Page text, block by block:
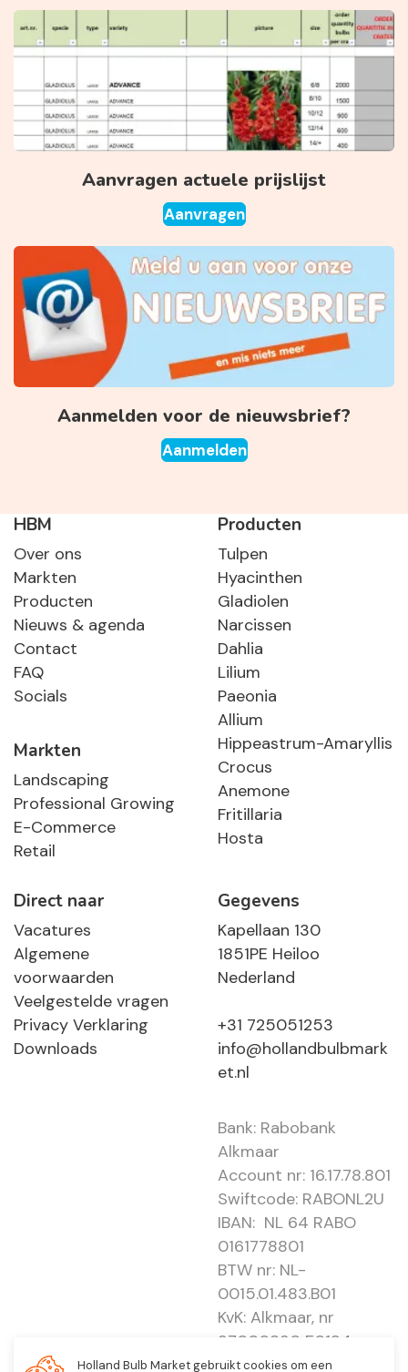
Aanvragen actuele prijslijst
Aanvragen
Aanmelden voor de nieuwsbrief?
Aanmelden
HBM
Over ons
Markten
Producten
Nieuws & agenda
Contact
FAQ
Socials
Markten
Landscaping
Professional Growing
E-Commerce
Retail
Producten
Tulpen
Hyacinthen
Gladiolen
Narcissen
Dahlia
Lilium
Paeonia
Allium
Hippeastrum-Amaryllis
Crocus
Anemone
Fritillaria
Hosta
Direct naar
Vacatures
Algemene
voorwaarden
Veelgestelde vragen
Privacy Verklaring
Downloads
Gegevens
Kapellaan 130
1851PE Heiloo
Nederland
+31 725051253
info@hollandbulbmark
et.nl
Bank: Rabobank
Alkmaar
Account nr: 16.17.78.801
Swiftcode: RABONL2U
IBAN: NL 64 RABO
0161778801
BTW nr: NL-
0015.01.483.B01
KvK: Alkmaar, nr
37000830 E0194 -
EBO 505
Holland Bulb Market gebruikt cookies om een